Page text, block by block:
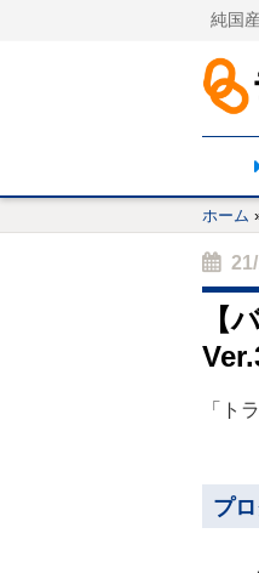
純国
ホーム
【
「ト
プ